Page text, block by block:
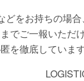
どをお持ちの場
でご一報いただ
を徹底しています